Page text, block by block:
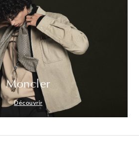
Moncler
Découvrir